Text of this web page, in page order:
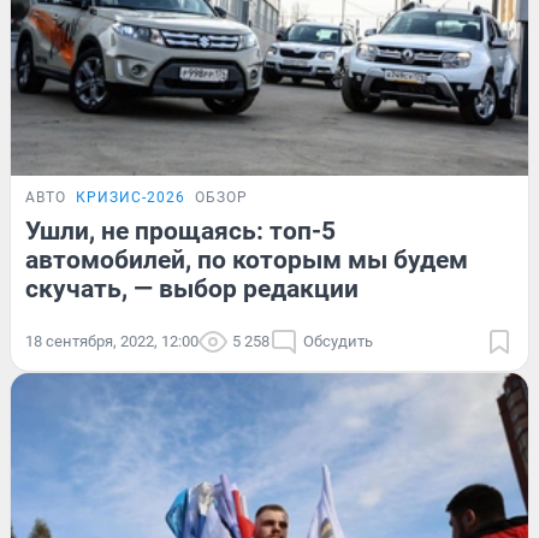
АВТО КРИЗИС-2026 ОБЗОР
Ушли, не прощаясь: топ-5
автомобилей, по которым мы будем
скучать, — выбор редакции
18 сентября, 2022, 12:00 5 258 Обсудить